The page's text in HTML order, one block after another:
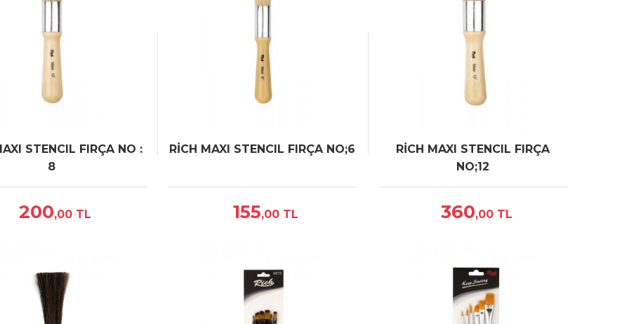
STENCIL FIRÇA NO :
8
200,00 TL
RİCH MAXI STENCIL FIRÇA NO;6
155,00 TL
RİCH MAXI STENCIL FIRÇA
NO;12
360,00TL